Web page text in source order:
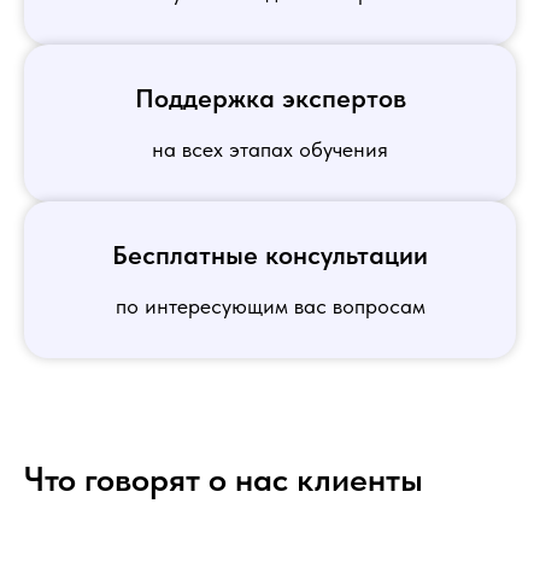
Поддержка экспертов
на всех этапах обучения
Бесплатные консультации
по интересующим вас вопросам
Что говорят о нас клиенты